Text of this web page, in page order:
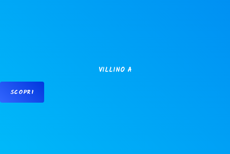
VILLINO A
SCOPRI